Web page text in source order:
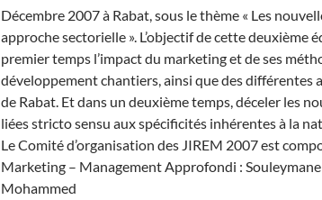
Décembre 2007 à Rabat, sous le thème « Les
approche sectorielle ». L’objectif de cette deuxième
premier temps l’impact du marketing et de ses
développement chantiers, ainsi que des différentes
de Rabat. Et dans un deuxième temps, déceler les
liées stricto sensu aux spécificités inhérentes à la
Le Comité d’organisation des JIREM 2007 est
Marketing – Management Approfondi :
Mohammed